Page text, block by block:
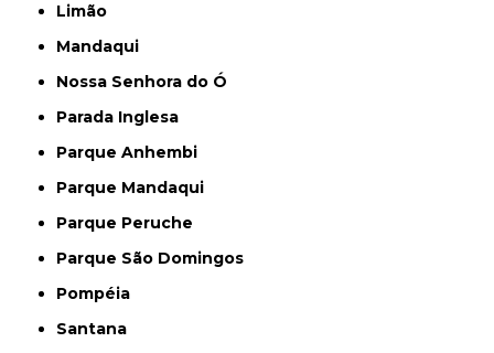
Limão
Mandaqui
Nossa Senhora do Ó
Parada Inglesa
Parque Anhembi
Parque Mandaqui
Parque Peruche
Parque São Domingos
Pompéia
Santana